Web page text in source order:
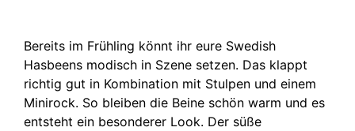
Bereits im Frühling könnt ihr eure Swedish
Hasbeens modisch in Szene setzen. Das klappt
richtig gut in Kombination mit Stulpen und einem
Minirock. So bleiben die Beine schön warm und es
entsteht ein besonderer Look. Der süße